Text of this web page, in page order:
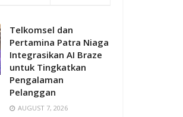
Telkomsel dan
Pertamina Patra Niaga
Integrasikan AI Braze
untuk Tingkatkan
Pengalaman
Pelanggan
AUGUST 7, 2026